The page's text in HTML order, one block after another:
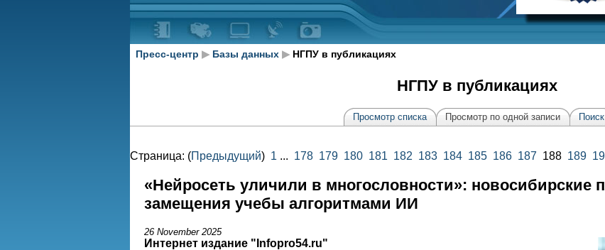
Пресс-центр ▶ Базы данных ▶НГПУ в публикациях
НГПУ в публикациях
Просмотр списка Просмотр по одной записи Поиск
Страница: (Предыдущий) 1... 178 179 180 181 182 183 184 185 186 187 188 189
«Нейросеть уличили в многословности»: новосибирские
замещения учебы алгоритмами ИИ
26 November 2025
Интернет издание "Infopro54.ru"